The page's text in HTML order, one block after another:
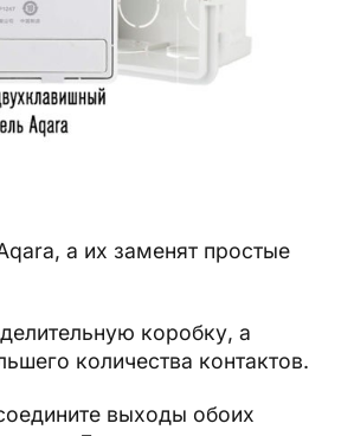
а их заменят простые
коробку, а
количества контактов.
выходы обоих